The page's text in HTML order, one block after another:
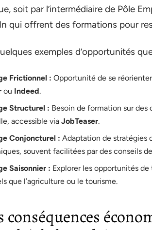
soit par l’intermédiaire de Pôle
qui offrent des formations pour
exemples d’opportunités
Frictionnel : Opportunité de se
ou Indeed.
Structurel : Besoin de formation sur
accessible via JobTeaser.
Conjoncturel : Adaptation de stratégies
souvent facilitées par des conseils
Saisonnier : Explorer les opportunités
que l’agriculture ou le tourisme.
conséquences